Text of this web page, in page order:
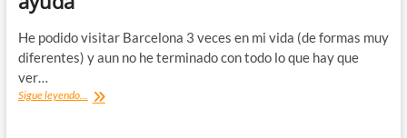
He podido visitar Barcelona 3 veces en mi vida (de formas muy
diferentes) y aun no he terminado con todo lo que hay que
ver…
Sigue leyendo... Qué